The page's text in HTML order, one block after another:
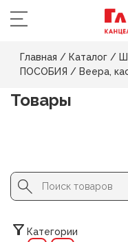
Главная / Каталог /
ПОСОБИЯ / Веера,
Товары
Search
for:
Button
Категории